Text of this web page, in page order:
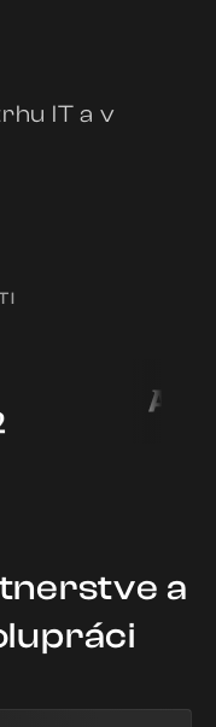
IT a v
a